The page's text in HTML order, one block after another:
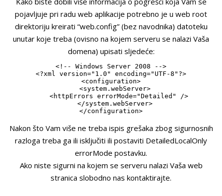
pojavljuje pri radu web aplikacije potrebno je u web root
direktoriju kreirati “web.config” (bez navodnika) datoteku
unutar koje treba (ovisno na kojem serveru se nalazi Vaša
domena) upisati sljedeće:
<!-- Windows Server 2008 -->
<?xml version="1.0" encoding="UTF-8"?>
<configuration>
<system.webServer>
<httpErrors errorMode="Detailed" />
</system.webServer>
</configuration>
Nakon što Vam više ne treba ispis grešaka zbog sigurnosnih
razloga treba ga ili isključiti ili postaviti DetailedLocalOnly
errorMode postavku.
Ako niste sigurni na kojem se serveru nalazi Vaša web
stranica slobodno nas kontaktirajte.